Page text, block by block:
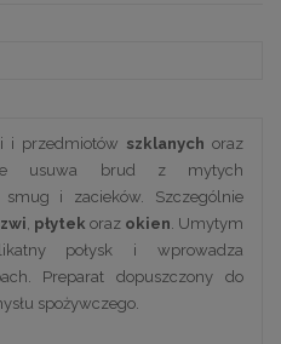
i przedmiotów szklanych oraz
usuwa brud z mytych
i zacieków. Szczególnie
, płytek oraz okien. Umytym
połysk i wprowadza
Preparat dopuszczony do
spożywczego.